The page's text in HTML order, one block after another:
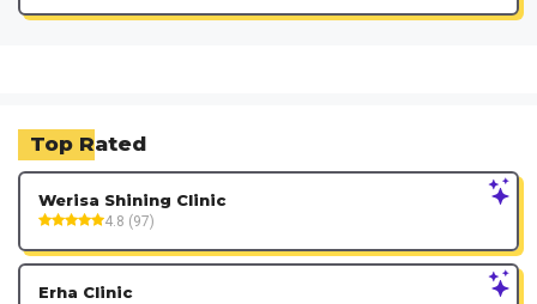
Top Rated
Werisa Shining Clinic
4.8 (97)
Erha Clinic